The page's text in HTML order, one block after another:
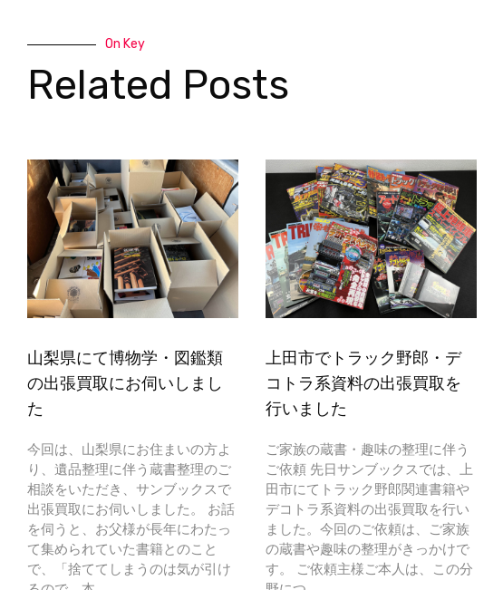
On Key
Related Posts
山梨県にて博物学・図鑑類
の出張買取にお伺いしまし
た
今回は、山梨県にお住まいの方よ
り、遺品整理に伴う蔵書整理のご
相談をいただき、サンブックスで
出張買取にお伺いしました。 お話
を伺うと、お父様が長年にわたっ
て集められていた書籍とのこと
で、「捨ててしまうのは気が引け
上田市でトラック野郎・デ
コトラ系資料の出張買取を
行いました
ご家族の蔵書・趣味の整理に伴う
ご依頼 先日サンブックスでは、上
田市にてトラック野郎関連書籍や
デコトラ系資料の出張買取を行い
ました。今回のご依頼は、ご家族
の蔵書や趣味の整理がきっかけで
す。 ご依頼主様ご本人は、この分